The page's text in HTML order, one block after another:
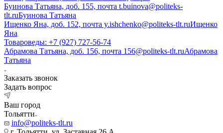
Буинова Татьяна, доб. 155, почта t.buinova@politeks-
tlt.ruБуинова Татьяна
Ищенко Яна, доб. 152, почта y.ishchenko@politeks-tlt.ruИщенко
Яна
Товароведы: +7 (927) 727-56-74
Абрамова Татьяна, доб. 156, почта 156@politeks-tlt.ruАбрамова
Татьяна
Заказать звонок
Задать вопрос
Ваш город
Тольятти
info@politeks-tlt.ru